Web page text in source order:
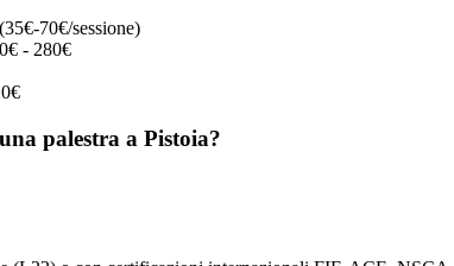
70€/sessione)
- 280€
palestra a Pistoia?